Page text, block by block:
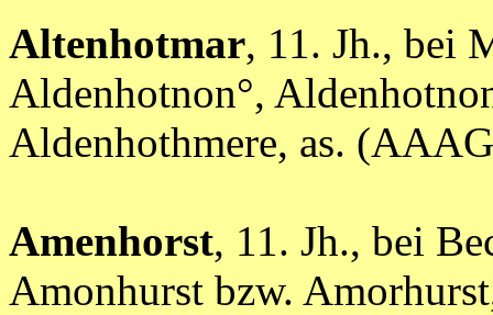
Altenhotmar, 11. Jh., bei
Aldenhotnon°,
Aldenhothmere, as.
Amenhorst, 11. Jh., bei
Amonhurst bzw.